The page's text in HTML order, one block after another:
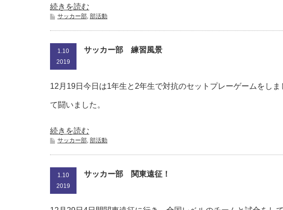
続きを読む
サッカー部, 部活動
1.10
2019
サッカー部 練習風景
12月19日今日は1年生と2年生で対抗のセットプレーゲームをし
て闘いました。
続きを読む
サッカー部, 部活動
1.10
2019
サッカー部 関東遠征！